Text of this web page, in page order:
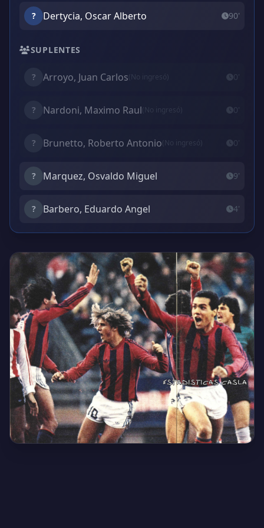
? Dertycia, Oscar Alberto 90'
SUPLENTES
? Arroyo, Juan Carlos(No ingresó) 0'
? Nardoni, Maximo Raul(No ingresó) 0'
? Brunetto, Roberto Antonio(No ingresó) 0'
? Marquez, Osvaldo Miguel 9'
? Barbero, Eduardo Angel 4'